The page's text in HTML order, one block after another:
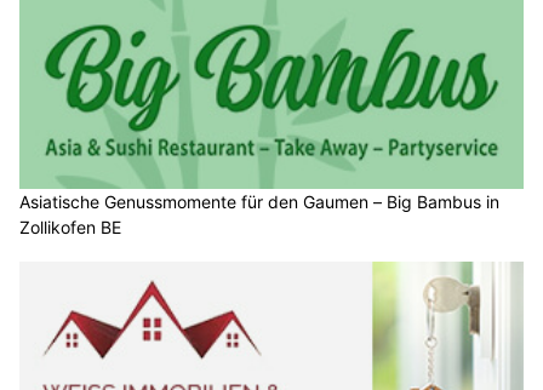
Asiatische Genussmomente für den Gaumen – Big Bambus in
Zollikofen BE